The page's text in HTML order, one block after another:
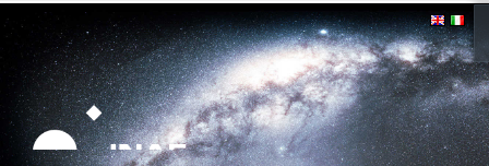
Strumenti
personali
Salta
contenuti.
|
Salta